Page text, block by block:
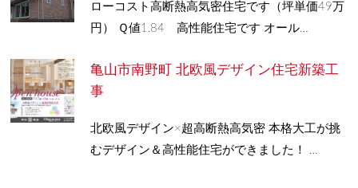
ローコスト高断熱高気密住宅です（坪単価49万
円） Ｑ値1.84 高性能住宅です オール…
亀山市南野町 北欧風デザイン住宅新築工
事
北欧風デザイン×超高断熱高気密 本格大工が挑
むデザイン＆高性能住宅ができました！ …